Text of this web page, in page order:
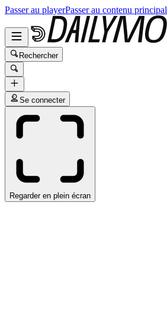
Passer au playerPasser au contenu principal
Rechercher
Se connecter
Regarder en plein écran